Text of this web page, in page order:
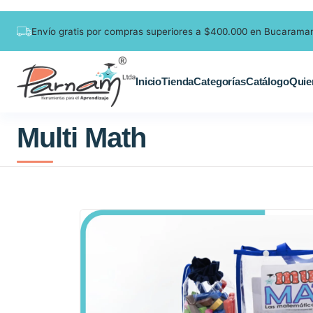
Envío gratis por compras superiores a $400.000 en
InicioTiendaCategoríasCatálogo
Multi Math